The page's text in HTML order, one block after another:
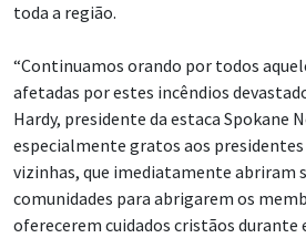
toda a região.
“Continuamos orando por todos
afetadas por estes incêndios
Hardy, presidente da estaca Spokane
especialmente gratos aos
vizinhas, que imediatamente abriram
comunidades para abrigarem os
oferecerem cuidados cristãos